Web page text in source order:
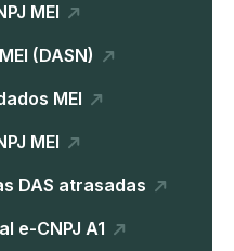
MEI
(DASN)
MEI
MEI
DAS atrasadas
e-CNPJ A1